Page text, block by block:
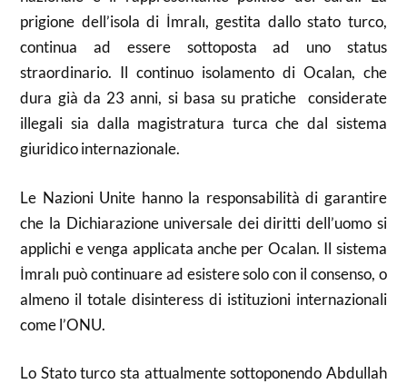
prigione dell’isola di İmralı, gestita dallo stato turco,
continua ad essere sottoposta ad uno status
straordinario. Il continuo isolamento di Ocalan, che
dura già da 23 anni, si basa su pratiche considerate
illegali sia dalla magistratura turca che dal sistema
giuridico internazionale.
Le Nazioni Unite hanno la responsabilità di garantire
che la Dichiarazione universale dei diritti dell’uomo si
applichi e venga applicata anche per Ocalan. Il sistema
İmralı può continuare ad esistere solo con il consenso, o
almeno il totale disinteress di istituzioni internazionali
come l’ONU.
Lo Stato turco sta attualmente sottoponendo Abdullah